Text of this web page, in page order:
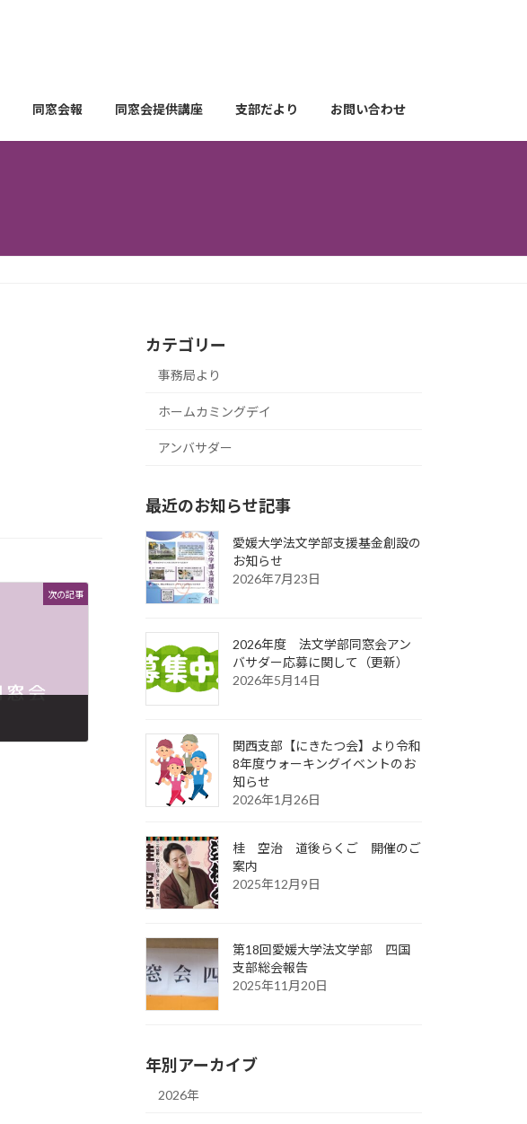
同窓会報 同窓会提供講座 支部だより お問い合わせ
次の記事
カテゴリー
事務局より
ホームカミングデイ
アンバサダー
最近のお知らせ記事
愛媛大学法文学部支援基金創設の
お知らせ
2026年7月23日
2026年度 法文学部同窓会アン
バサダー応募に関して（更新）
2026年5月14日
関西支部【にきたつ会】より令和
8年度ウォーキングイベントのお
知らせ
2026年1月26日
桂 空治 道後らくご 開催のご
案内
2025年12月9日
第18回愛媛大学法文学部 四国
支部総会報告
2025年11月20日
年別アーカイブ
2026年